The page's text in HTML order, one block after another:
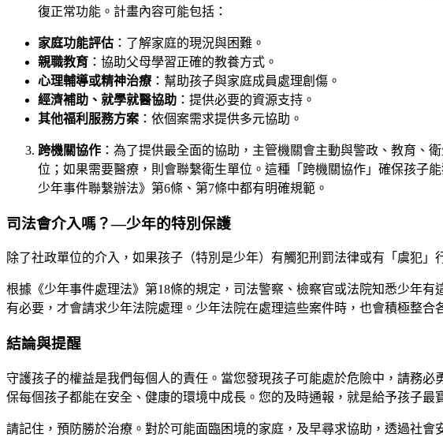
復正常功能。計畫內容可能包括：
家庭功能評估 ：了解家庭的現況與困難。
親職教育 ：協助父母學習正確的教養方式。
心理輔導或精神治療 ：幫助孩子與家庭成員處理創傷。
經濟補助、就學就醫協助 ：提供必要的資源支持。
其他福利服務方案 ：依個案需求提供多元協助。
跨機關協作 ：為了提供最全面的協助，主管機關會主動與警政、教育、
位；如果需要醫療，則會聯繫衛生單位。這種「跨機關協作」確保孩子
少年事件聯繫辦法》第6條、第7條中都有明確規範。
司法會介入嗎？—少年的特別保護
除了社政單位的介入，如果孩子（特別是少年）有觸犯刑罰法律或有「虞犯
根據《少年事件處理法》第18條的規定，司法警察、檢察官或法院知悉少年
有必要，才會請求少年法院處理。少年法院在處理這些案件時，也會積極整
結論與提醒
守護孩子的權益是我們每個人的責任。當您發現孩子可能處於危險中，請務
保每個孩子都能在安全、健康的環境中成長。您的及時通報，就是給予孩子最
請記住，預防勝於治療。對於可能面臨困境的家庭，及早尋求協助，透過社會